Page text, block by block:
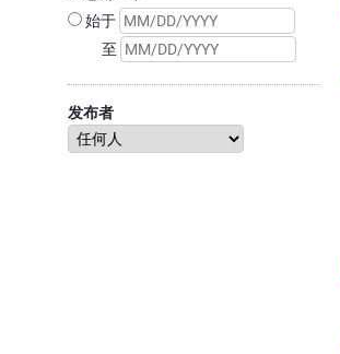
始于
至
发布者